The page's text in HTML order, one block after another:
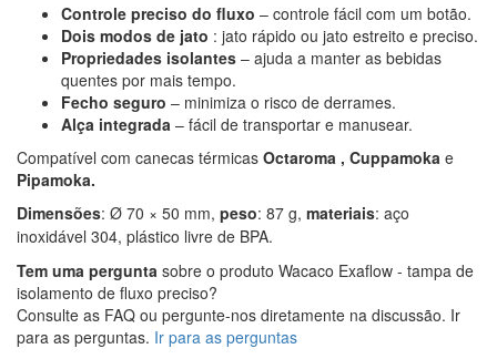
Controle preciso do fluxo – controle fácil com um botão.
Dois modos de jato : jato rápido ou jato estreito e preciso.
Propriedades isolantes – ajuda a manter as bebidas
quentes por mais tempo.
Fecho seguro – minimiza o risco de derrames.
Alça integrada – fácil de transportar e manusear.
Compatível com canecas térmicas Octaroma , Cuppamoka e
Pipamoka.
Dimensões: Ø 70 × 50 mm, peso: 87 g, materiais: aço
inoxidável 304, plástico livre de BPA.
Tem uma pergunta sobre o produto Wacaco Exaflow - tampa de
isolamento de fluxo preciso?
Consulte as FAQ ou pergunte-nos diretamente na discussão. Ir
para as perguntas. Ir para as perguntas